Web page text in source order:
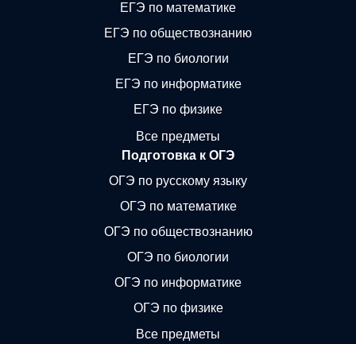
ЕГЭ по математике
ЕГЭ по обществознанию
ЕГЭ по биологии
ЕГЭ по информатике
ЕГЭ по физике
Все предметы
Подготовка к ОГЭ
ОГЭ по русскому языку
ОГЭ по математике
ОГЭ по обществознанию
ОГЭ по биологии
ОГЭ по информатике
ОГЭ по физике
Все предметы